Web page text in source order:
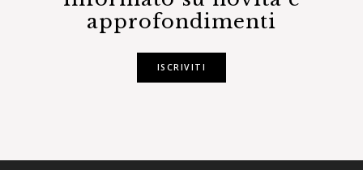
approfondimenti
ISCRIVITI